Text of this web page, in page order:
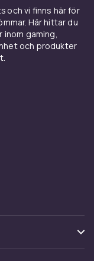
snabb
inte möter
och vi finns här för
Här hittar du
gaming,
och produkter